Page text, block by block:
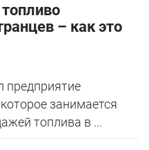
– как это
предприятие
занимается
топлива в ...